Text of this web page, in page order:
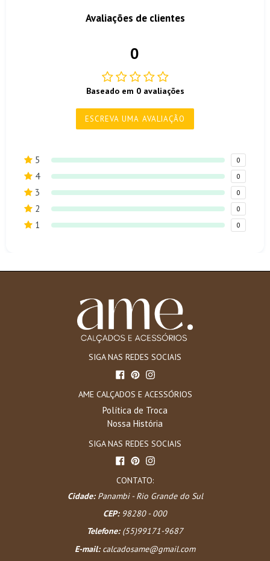
Avaliações de clientes
0
Baseado em 0 avaliações
ESCREVA UMA AVALIAÇÃO
5 0
4 0
3 0
2 0
1 0
SIGA NAS REDES SOCIAIS
FacebookPinterestInstagram
AME CALÇADOS E ACESSÓRIOS
Política de Troca
Nossa História
SIGA NAS REDES SOCIAIS
FacebookPinterestInstagram
CONTATO:
Cidade:Panambi - Rio Grande do Sul
CEP:98280 - 000
Telefone:(55)99171-9687
E-mail: calcadosame@gmail.com